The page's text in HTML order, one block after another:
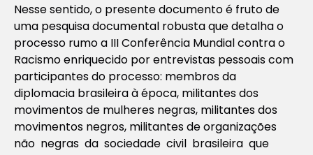
Nesse sentido, o presente documento é fruto de
uma pesquisa documental robusta que detalha o
processo rumo a III Conferência Mundial contra o
Racismo enriquecido por entrevistas pessoais com
participantes do processo: membros da
diplomacia brasileira à época, militantes dos
movimentos de mulheres negras, militantes dos
movimentos negros, militantes de organizações
não negras da sociedade civil brasileira que